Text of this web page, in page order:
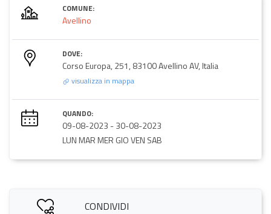
COMUNE:
Avellino
DOVE:
Corso Europa, 251, 83100 Avellino AV, Italia
visualizza in mappa
QUANDO:
09-08-2023 -30-08-2023
LUN MAR MER GIO VEN SAB
CONDIVIDI